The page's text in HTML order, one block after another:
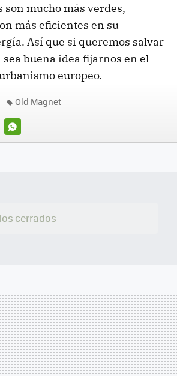
son mucho más verdes,
más eficientes en su
Así que si queremos salvar
buena idea fijarnos en el
europeo.
WHATSAPP
Old Magnet
cerrados